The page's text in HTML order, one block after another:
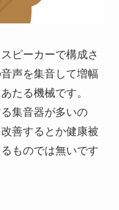
ピーカーで構成さ
声を集音して増幅
たる機械です。
集音器が多いの
善するとか健康被
ものでは無いです